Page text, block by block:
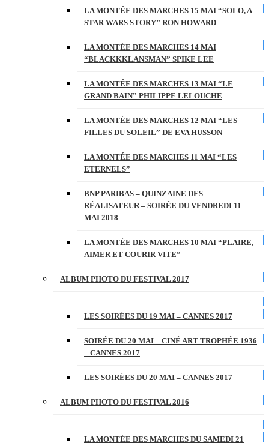
LA MONTÉE DES MARCHES 15 MAI “SOLO, A
STAR WARS STORY” RON HOWARD
LA MONTÉE DES MARCHES 14 MAI
“BLACKKKLANSMAN” SPIKE LEE
LA MONTÉE DES MARCHES 13 MAI “LE
GRAND BAIN” PHILIPPE LELOUCHE
LA MONTÉE DES MARCHES 12 MAI “LES
FILLES DU SOLEIL” DE EVA HUSSON
LA MONTÉE DES MARCHES 11 MAI “LES
ETERNELS”
BNP PARIBAS – QUINZAINE DES
RÉALISATEUR – SOIRÉE DU VENDREDI 11
MAI 2018
LA MONTÉE DES MARCHES 10 MAI “PLAIRE,
AIMER ET COURIR VITE”
ALBUM PHOTO DU FESTIVAL 2017
LES SOIRÉES DU 19 MAI – CANNES 2017
SOIRÉE DU 20 MAI – CINÉ ART TROPHÉE 1936
– CANNES 2017
LES SOIRÉES DU 20 MAI – CANNES 2017
ALBUM PHOTO DU FESTIVAL 2016
LA MONTÉE DES MARCHES DU SAMEDI 21